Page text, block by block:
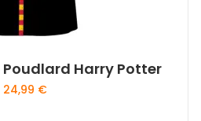
Harry Potter
24,99 €